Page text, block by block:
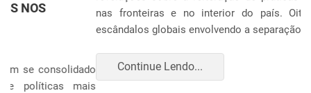
nas fronteiras e no interior do país. Oito anos após os
escândalos globais envolvendo a separação sistemática d...
Continue Lendo...